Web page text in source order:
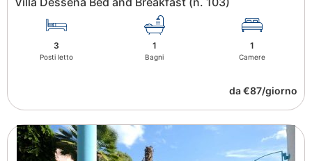
3
Posti letto
1
Bagni
1
Camere
da €87/giorno